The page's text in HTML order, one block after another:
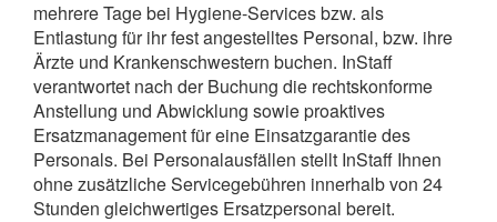
mehrere Tage bei Hygiene-Services bzw. als
Entlastung für ihr fest angestelltes Personal, bzw. ihre
Ärzte und Krankenschwestern buchen. InStaff
verantwortet nach der Buchung die rechtskonforme
Anstellung und Abwicklung sowie proaktives
Ersatzmanagement für eine Einsatzgarantie des
Personals. Bei Personalausfällen stellt InStaff Ihnen
ohne zusätzliche Servicegebühren innerhalb von 24
Stunden gleichwertiges Ersatzpersonal bereit.